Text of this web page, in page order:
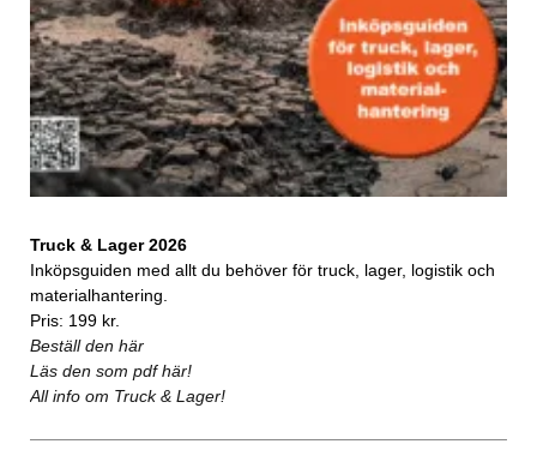
Truck & Lager 2026
Inköpsguiden med allt du behöver för truck, lager, logistik och
materialhantering.
Pris: 199 kr.
Beställ den här
Läs den som pdf här!
All info om Truck & Lager!